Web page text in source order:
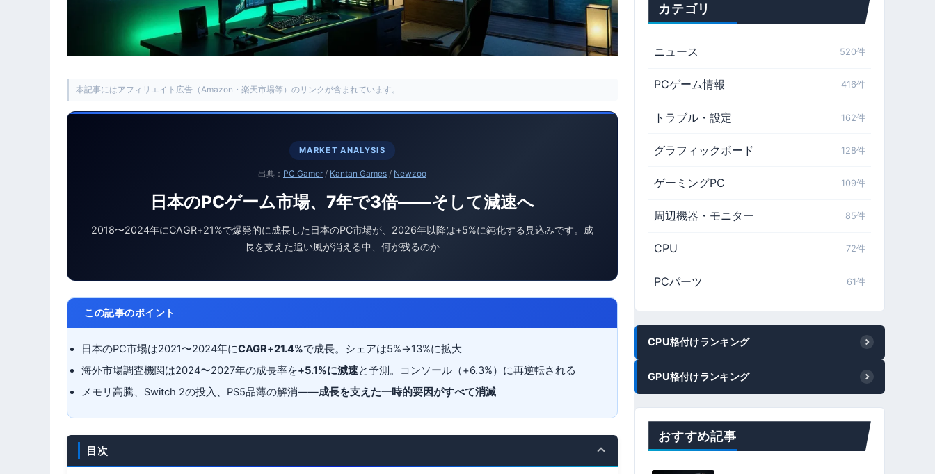
本記事にはアフィリエイト広告（Amazon・楽天市場等）のリンクが含まれています。
MARKET ANALYSIS
出典： PC Gamer / Kantan Games / Newzoo
日本のPCゲーム市場、7年で3倍——そして減速へ
2018〜2024年にCAGR+21%で爆発的に成長した日本のPC市場が、2026年以降は+5%に鈍化する見込みです。成
長を支えた追い風が消える中、何が残るのか
この記事のポイント
日本のPC市場は2021〜2024年にCAGR+21.4%で成長。シェアは5%→13%に拡大
海外市場調査機関は2024〜2027年の成長率を+5.1%に減速と予測。コンソール（+6.3%）に再逆転される
メモリ高騰、Switch 2の投入、PS5品薄の解消——成長を支えた一時的要因がすべて消滅
目次
カテゴリ
ニュース 520件
PCゲーム情報 416件
トラブル・設定 162件
グラフィックボード 128件
ゲーミングPC 109件
周辺機器・モニター 85件
CPU 72件
PCパーツ 61件
CPU格付けランキング
GPU格付けランキング
おすすめ記事